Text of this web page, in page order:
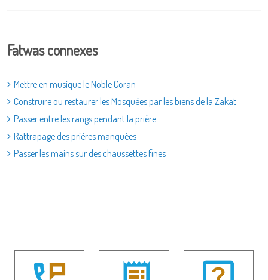
Fatwas connexes
Mettre en musique le Noble Coran
Construire ou restaurer les Mosquées par les biens de la Zakat
Passer entre les rangs pendant la prière
Rattrapage des prières manquées
Passer les mains sur des chaussettes fines